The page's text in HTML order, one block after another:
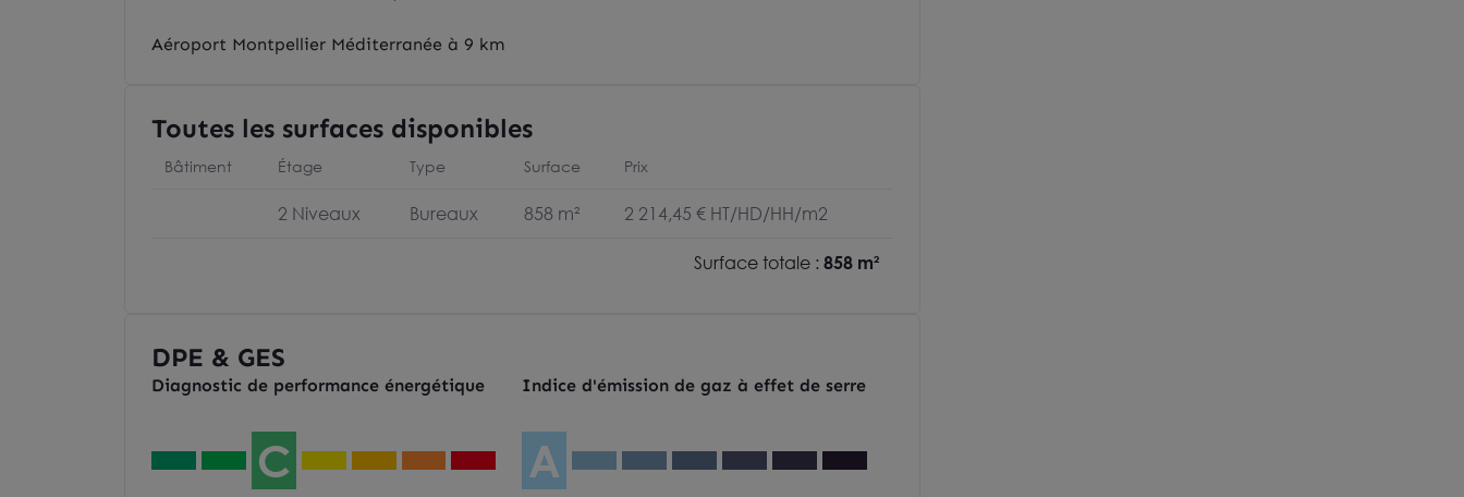
Aéroport Montpellier Méditerranée à 9 km
Toutes les surfaces disponibles
Bâtiment Étage Type Surface Prix
2 Niveaux Bureaux 858 m² 2 214,45 € HT/HD/HH/m2
Surface totale : 858 m²
DPE & GES
Diagnostic de performance énergétique
C
Indice d'émission de gaz à effet de serre
A